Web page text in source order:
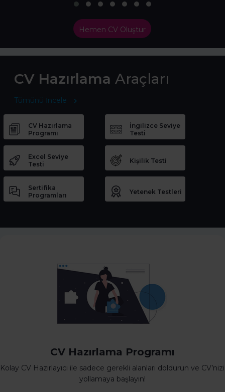
Hemen CV Oluştur
CV Hazırlama Araçları
Tümünü İncele
CV Hazırlama
Programı
İngilizce Seviye
Testi
Excel Seviye
Testi
Kişilik Testi
Sertifika
Programları
Yetenek Testleri
CV Hazırlama Programı
Kolay CV Hazırlayıcı ile sadece gerekli alanları doldurun ve CV’nizi
yollamaya başlayın!